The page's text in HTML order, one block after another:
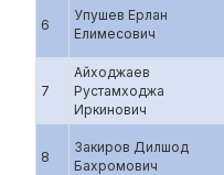
6
Упушев Ерлан
Елимесович
7
Айходжаев
Рустамходжа
Иркинович
8
Закиров Дилшод
Бахромович